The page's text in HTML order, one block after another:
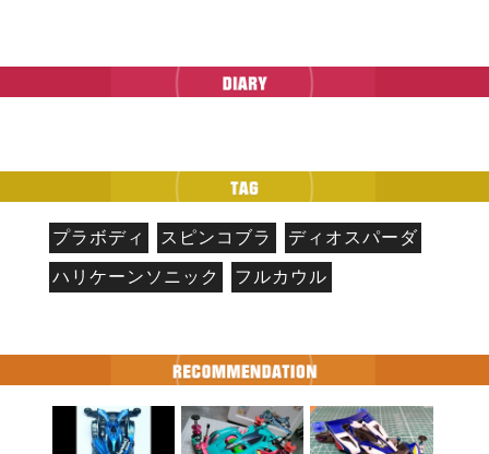
プラボディ スピンコブラ ディオスパーダ
ハリケーンソニック フルカウル